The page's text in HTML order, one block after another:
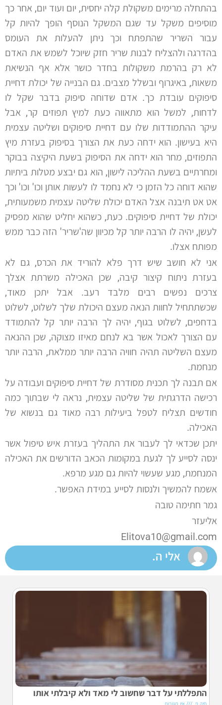
בהתחלה מרימים משקולת קלה יחסית, יום ועוד יום, אחר כך
מוסיפים משקל עד שגם המשקל הנוסף הופך להיות קל
עבור השריר שהתפתח וכך ניתן להעלות את העומס
בהדרגה ולהצליח לבנות שריר חזק שיוכל לשמש את האדם
לא רק בהרמת משקולות בחדר כושר אלא אף הנשיאת
משאות, באיגרוף ובשלל מצבים. גם הבנייה של יכולת דחיית
סיפוקים עובדת כך. אדם שדוחה סיפוק בדבר שקל לו
לדחות, למשל הוא מתאווה כעת למיץ תפוזים קר, אבל
עיקר ההתמודדות שלו עם דחיית סיפוקים ושליטה עצמית
היא בעישון. הוא ידחה כעת את הצורך בסיפוק בעזרת מיץ
התפוזים, מחר הוא ידחה את הסיפוק בשעת היקיצה בבוקר
ומחרתיים בשעת ההליכה לישון, הוא גם יבצע מטלות ביתיות
שהוא דוחה כל הזמן כי לא נחמד לו לעשות אותן וכו' וכו' וכך
אט אט תיבנה אצל האדם יכולת שליטה עצמית משמעותית,
יכולת של דחיית סיפוקים. כעת, כשהוא יחליט שהוא מפסיק
לעשן, יהיה לו הרבה יותר קל מכיוון שה'שריר' הזה כבר ממש
מפותח אצלו.
אני לא חושב שיש דרך פלא להוריד את הכרס, גם לא
בעזרת ניתוח קיצור קיבה, שכן האכילה משרתת אצלך
צרכים נפשים רבים מלבד רעב. אבל יתכן מאוד,
שכשתתחיל לחוות הנאה מעצם היכולת שלך לשלוט, לשלוט
בדחפים, לשלוט בגוף, יהיה לך הרבה יותר קל להתמודד
עם הצורך לאכול אשר בא לנחם מאיזו מצוקה, שכן ההנאה
מעצם השליטה תהיה חוויה הרבה יותר ממלאת, הרבה יותר
מנחמת.
אם תבנה לך תכנית מסודרת של דחיית סיפוקים ועבודה על
רכישה הדרגתית של שליטה עצמית, נראה לי שבתוך כמה
חודשים תצליח לטפל ביעילות רבה מאוד גם בנשוא של
האכילה.
יתכן שכדאי לך לעבור את התהליך בעזרת איש טיפול אשר
ינסה לסייע לך לגעת במקומות הכאב הדורשים את האכילה
המנחמת, מגע שעשוי להיות גם מגע מרפא.
אשמח להמשיך ולנסות לסייע במידת האפשר.
גמר חתימה טובה
אליעזר
Elitova10@gmail.com
אלי ה.
התפללתי על דבר שחשוב לי מאד ולא קיבלתי אותו
חיה פ. אין תגובות